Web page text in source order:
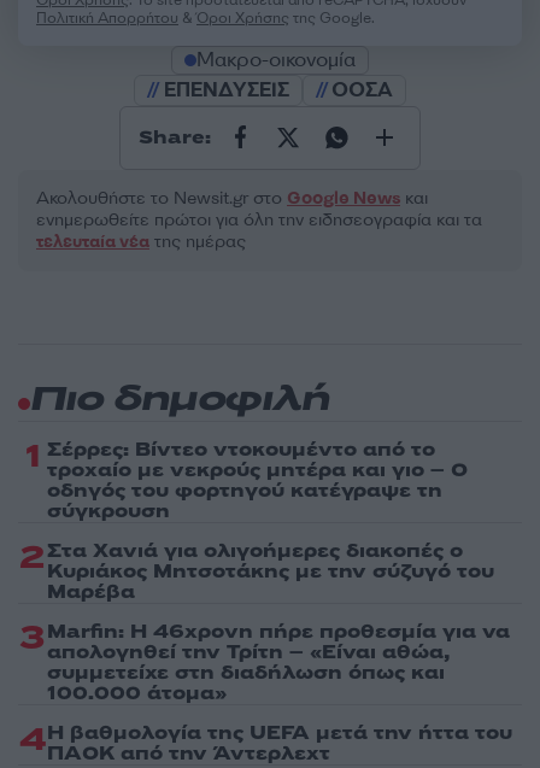
Πολιτική Απορρήτου &Όροι Χρήσης της Google.
Μακρο-οικονομία
ΕΠΕΝΔΥΣΕΙΣ
ΟΟΣΑ
Share:
Ακολουθήστε το Νewsit.gr στο Google News και
ενημερωθείτε πρώτοι για όλη την ειδησεογραφία και τα
τελευταία νέα της ημέρας
Πιο δημοφιλή
1 Σέρρες: Βίντεο ντοκουμέντο από το
τροχαίο με νεκρούς μητέρα και γιο – Ο
οδηγός του φορτηγού κατέγραψε τη
σύγκρουση
2Στα Χανιά για ολιγοήμερες διακοπές ο
Κυριάκος Μητσοτάκης με την σύζυγό του
Μαρέβα
3Marfin: Η 46χρονη πήρε προθεσμία για να
απολογηθεί την Τρίτη – «Είναι αθώα,
συμμετείχε στη διαδήλωση όπως και
100.000 άτομα»
4Η βαθμολογία της UEFA μετά την ήττα του
ΠΑΟΚ από την Άντερλεχτ